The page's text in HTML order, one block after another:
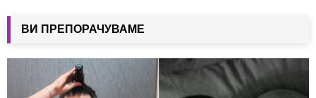
ВИ ПРЕПОРАЧУВАМЕ